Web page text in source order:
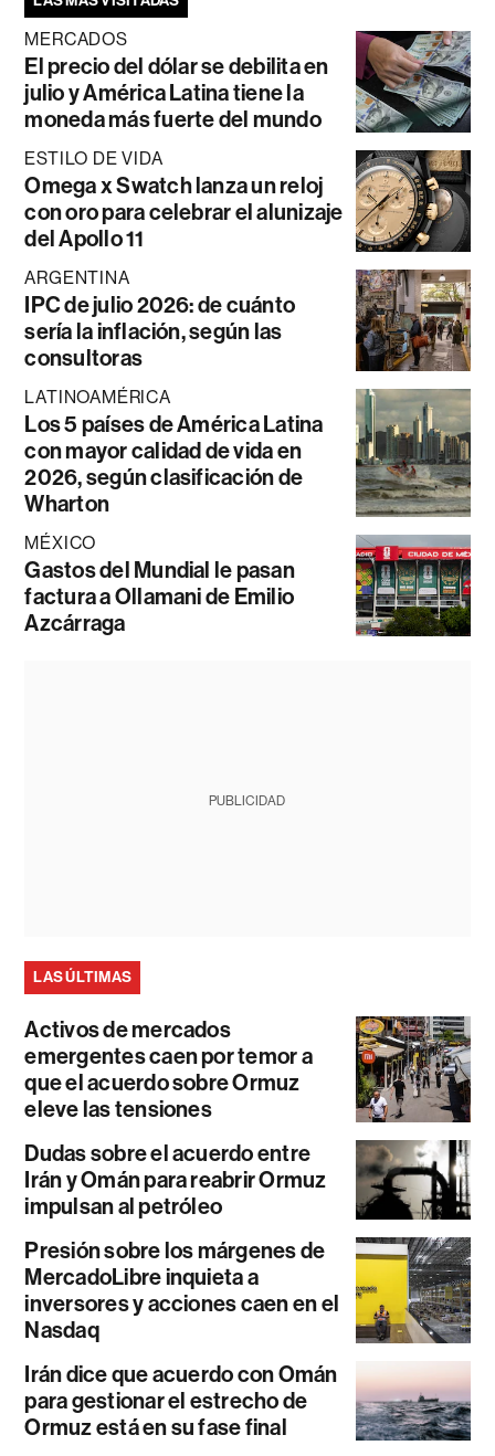
MERCADOS
El precio del dólar se debilita en
julio y América Latina tiene la
moneda más fuerte del mundo
ESTILO DE VIDA
Omega x Swatch lanza un reloj
con oro para celebrar el alunizaje
del Apollo 11
ARGENTINA
IPC de julio 2026: de cuánto
sería la inflación, según las
consultoras
LATINOAMÉRICA
Los 5 países de América Latina
con mayor calidad de vida en
2026, según clasificación de
Wharton
MÉXICO
Gastos del Mundial le pasan
factura a Ollamani de Emilio
Azcárraga
PUBLICIDAD
LAS ÚLTIMAS
Activos de mercados
emergentes caen por temor a
que el acuerdo sobre Ormuz
eleve las tensiones
Dudas sobre el acuerdo entre
Irán y Omán para reabrir Ormuz
impulsan al petróleo
Presión sobre los márgenes de
MercadoLibre inquieta a
inversores y acciones caen en el
Nasdaq
Irán dice que acuerdo con Omán
para gestionar el estrecho de
Ormuz está en su fase final